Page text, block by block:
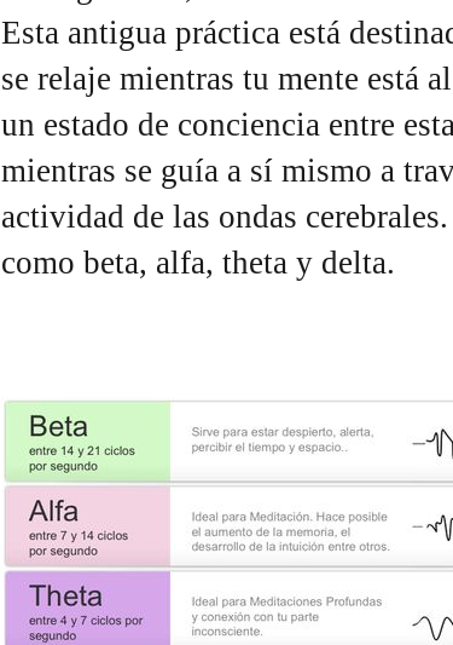
Esta antigua práctica está
se relaje mientras tu mente está
un estado de conciencia entre
mientras se guía a sí mismo a
actividad de las ondas
como beta, alfa, theta y delta.